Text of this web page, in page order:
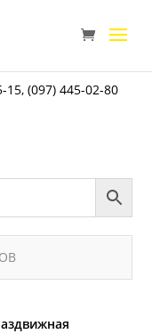
15,(097) 445-02-80